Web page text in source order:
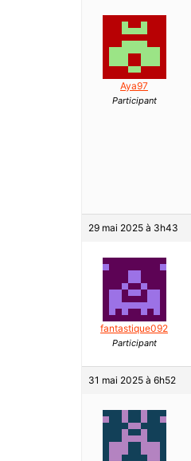
Aya97
Participant
29 mai 2025 à 3h43
fantastique092
Participant
31 mai 2025 à 6h52